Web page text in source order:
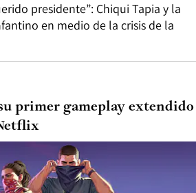
presidente”: Chiqui Tapia y la
en medio de la crisis de la
primer gameplay extendido